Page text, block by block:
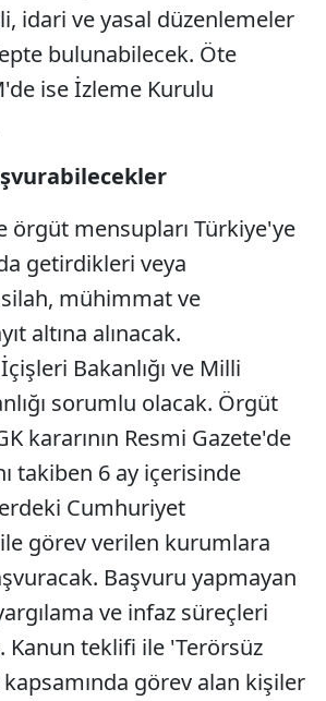
idari ve yasal düzenlemeler
bulunabilecek. Öte
ise İzleme Kurulu
örgüt mensupları Türkiye'ye
getirdikleri veya
mühimmat ve
altına alınacak.
Bakanlığı ve Milli
sorumlu olacak. Örgüt
kararının Resmi Gazete'de
takiben 6 ay içerisinde
Cumhuriyet
ile görev verilen kurumlara
Başvuru yapmayan
ve infaz süreçleri
Kanun teklifi ile 'Terörsüz
görev alan kişiler